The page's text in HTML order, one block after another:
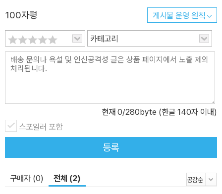
애플리케이션 구축에서 반드시 고려해야 하는 요소를 파이써닉하게
구현하는 방법을 배운다. 파이썬의 태생적 성능 한계를 극복하기 위
해 C/C++ 코드를 파이썬에 통합하는 방법도 살펴본다. 10~13장에
서는 애플리케이션을 구축한 이후 쉽게 유지보수하는 데 도움이 되는
도구와 기법들을 살펴본다. 테스팅, 패키징 및 배포, 로깅 및 모니터
링, 코드 최적화 등 개발 수명주기의 마지막 단계에 대해서도 다른 곳
엄선한 베스트 프랙티스, 유용한 도구, 표준을 익힘으로써 파이썬 전
문가에 한 걸음 더 가까워질 수 있다. 모던 파이썬 개발의 가장 깊은
곳으로 뛰어들자. 주요 내용 ■ 반복 가능하고 일관된 파이썬 개발 환
이썬 코드를 효과적으로 패키징하는 법 ■ f-string, enum, lambda
함수 등 모던 파이썬 구문 학습 ■ 메타클래스를 이용해 복잡한 파이
썬 메타프로그래밍 쉽게 익히기 ■ 파이썬 동시성 코드 작성 ■ C/C
100자평 게시물 운영 원칙
카테고리
현재 0/280byte (한글 140자 이내)
스포일러 포함
등록
구매자 (0) 전체 (2)